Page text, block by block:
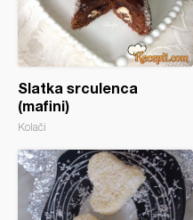
Slatka srculenca
(mafini)
Kolači